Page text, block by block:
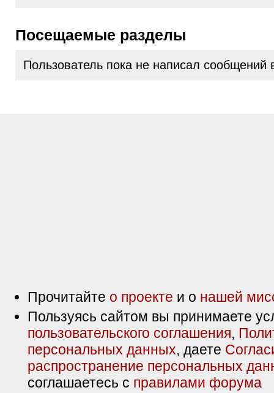
Посещаемые разделы
Пользователь пока не написал сообщений
Прочитайте о проекте и о нашей
Пользуясь сайтом вы принимаете
пользовательского соглашения,
персональных данных, даете
распространение персональных
соглашаетесь с правилами форума